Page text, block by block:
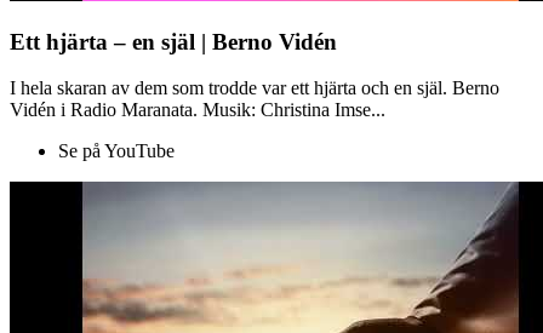
Ett hjärta – en själ | Berno Vidén
I hela skaran av dem som trodde var ett hjärta och en själ. Berno
Vidén i Radio Maranata. Musik: Christina Imse...
Se på YouTube